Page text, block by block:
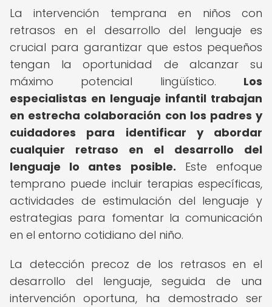
La intervención temprana en niños con
retrasos en el desarrollo del lenguaje es
crucial para garantizar que estos pequeños
tengan la oportunidad de alcanzar su
máximo potencial lingüístico. Los
especialistas en lenguaje infantil trabajan
en estrecha colaboración con los padres y
cuidadores para identificar y abordar
cualquier retraso en el desarrollo del
lenguaje lo antes posible. Este enfoque
temprano puede incluir terapias específicas,
actividades de estimulación del lenguaje y
estrategias para fomentar la comunicación
en el entorno cotidiano del niño.
La detección precoz de los retrasos en el
desarrollo del lenguaje, seguida de una
intervención oportuna, ha demostrado ser